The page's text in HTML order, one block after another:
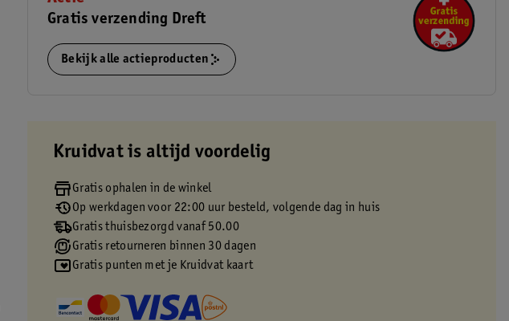
Gratis verzending Dreft
Bekijk alle actieproducten
Kruidvat is altijd voordelig
Gratis ophalen in de winkel
Op werkdagen voor 22:00 uur besteld, volgende dag in huis
Gratis thuisbezorgd vanaf 50.00
Gratis retourneren binnen 30 dagen
Gratis punten met je Kruidvat kaart